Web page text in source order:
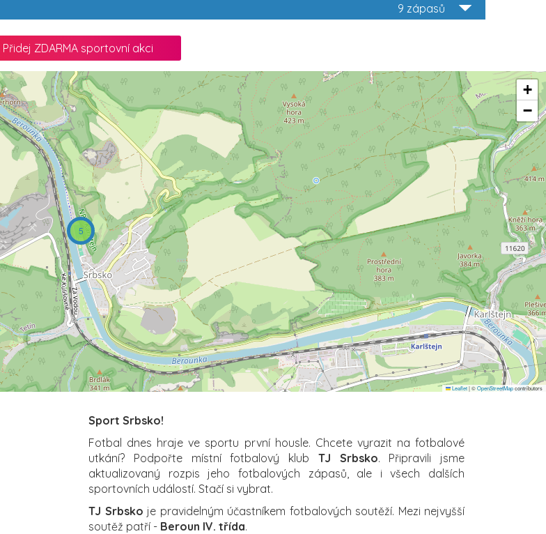
9 zápasů
Přidej ZDARMA sportovní akci
5
+
−
Leaflet|©OpenStreetMapcontributors
Sport Srbsko!
Fotbal dnes hraje ve sportu první housle. Chcete vyrazit na fotbalové
utkání? Podpořte místní fotbalový klub TJ Srbsko. Připravili jsme
aktualizovaný rozpis jeho fotbalových zápasů, ale i všech dalších
sportovních událostí. Stačí si vybrat.
TJ Srbsko je pravidelným účastníkem fotbalových soutěží. Mezi nejvyšší
soutěž patří - Beroun IV. třída.